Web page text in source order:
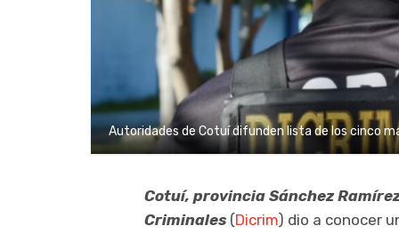
Autoridades de Cotuí difunden lista de los cinco
Cotuí, provincia Sánchez
Criminales (Dicrim) dio a conocer